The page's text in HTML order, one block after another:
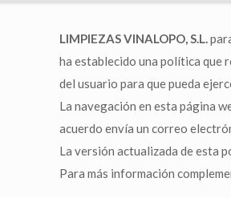
LIMPIEZAS VINALOPO, S.L.
ha establecido una política que
del usuario para que pueda
La navegación en esta página
acuerdo envía un correo
La versión actualizada de esta
Para más información